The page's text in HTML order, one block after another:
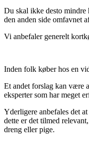
Du skal ikke desto mindre
den anden side omfavnet
Vi anbefaler generelt
Inden folk køber hos en
Et andet forslag kan være
eksperter som har meget
Yderligere anbefales det
dette er det tilmed
dreng eller pige.